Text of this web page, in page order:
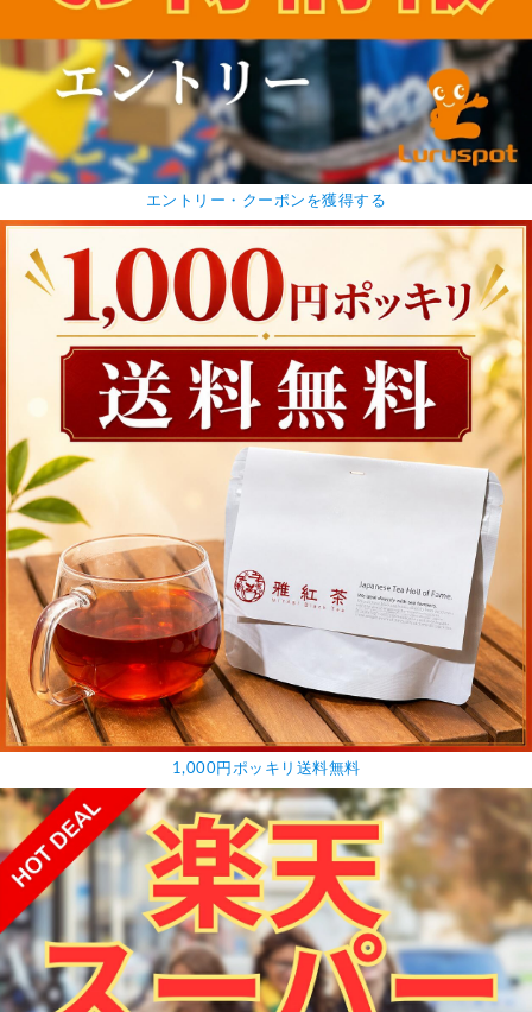
エントリー・クーポンを獲得する
1,000円ポッキリ送料無料